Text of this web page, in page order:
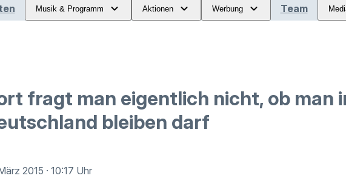
Musik & Programm Aktionen Werbung Team
fragt man eigentlich nicht, ob man
bleiben darf
2015 · 10:17 Uhr